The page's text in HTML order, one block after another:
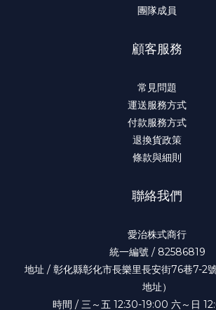
團隊成員
顧客服務
常見問題
運送服務方式
付款服務方式
退換貨政策
條款與細則
聯絡我們
愛治株式商行
統一編號 / 82586819
地址 / 彰化縣彰化市長樂里長安街76巷7-2
地址）
時間 / 三～五 12:30-19:00 六～日